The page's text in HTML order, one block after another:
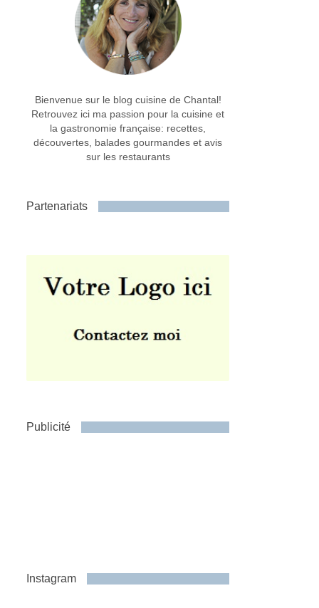
Bienvenue sur le blog cuisine de Chantal!
Retrouvez ici ma passion pour la cuisine et
la gastronomie française: recettes,
découvertes, balades gourmandes et avis
sur les restaurants
Partenariats
Publicité
Instagram